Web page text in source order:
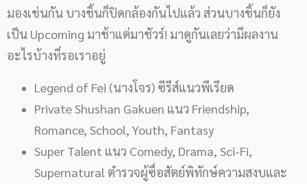
มองเช่นกัน บางชิ้นก็ปิดกล้องกันไปแล้ว ส่วนบางชิ้นก็ยัง
เป็น Upcoming มาช้าแต่มาชัวร์! มาดูกันเลยว่ามีผลงาน
อะไรบ้างที่รอเราอยู่
Legend of Fei (นางโจร) ซีรีส์แนวพีเรียด
Private Shushan Gakuen แนว Friendship,
Romance, School, Youth, Fantasy
Super Talent แนว Comedy, Drama, Sci-Fi,
Supernatural ตำรวจผู้ซื่อสัตย์พิทักษ์ความสงบและ